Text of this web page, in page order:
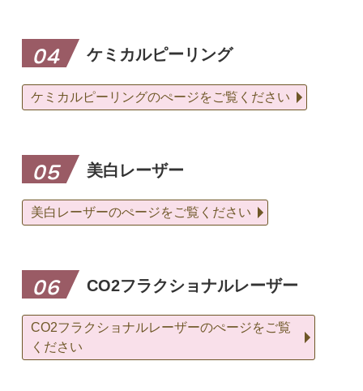
04 ケミカルピーリング
ケミカルピーリングのぺージをご覧ください
05 美白レーザー
美白レーザーのぺージをご覧ください
06 CO2フラクショナルレーザー
CO2フラクショナルレーザーのぺージをご覧
ください